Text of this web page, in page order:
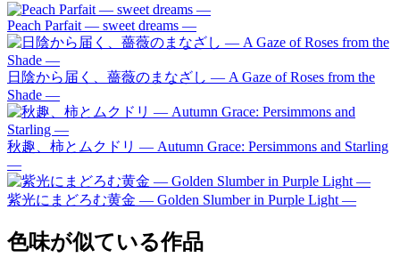
Peach Parfait ― sweet dreams ―
日陰から届く、薔薇のまなざし ― A Gaze of Roses from the
Shade ―
秋趣、柿とムクドリ ― Autumn Grace: Persimmons and Starling
―
紫光にまどろむ黄金 ― Golden Slumber in Purple Light ―
色味が似ている作品